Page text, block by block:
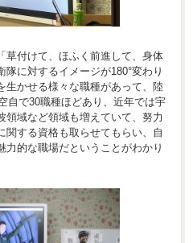
草付けて、ほふく前進して、身体
に対するイメージが180°変わり
生かせる様々な職種があって、陸
自で30職種ほどあり、近年では宇
領域など領域も増えていて、努力
関する資格も取らせてもらい、自
力的な職場だということがわかり